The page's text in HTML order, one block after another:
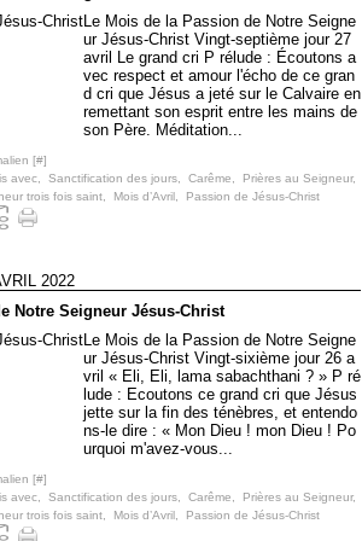
Le Mois de la Passion de Notre Seigne
ur Jésus-Christ Vingt-septième jour 27
avril Le grand cri P rélude : Écoutons a
vec respect et amour l'écho de ce gran
d cri que Jésus a jeté sur le Calvaire en
remettant son esprit entre les mains de
son Père. Méditation...
[#]
avec Sanctification des jours Carême Prières au Seigneur,
trois fois saint Mois d’Avril Passion de Jésus-Christ
2022
Notre Seigneur Jésus-Christ
Le Mois de la Passion de Notre Seigne
ur Jésus-Christ Vingt-sixième jour 26 a
vril « Eli, Eli, lama sabachthani ? » P ré
lude : Ecoutons ce grand cri que Jésus
jette sur la fin des ténèbres, et entendo
ns-le dire : « Mon Dieu ! mon Dieu ! Po
urquoi m'avez-vous...
[#]
avec Sanctification des jours Carême Prières au Seigneur,
trois fois saint Mois d’Avril Passion de Jésus-Christ